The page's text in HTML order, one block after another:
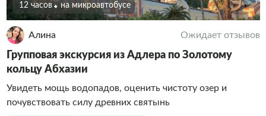
12 часов На микроавтобусе
Алина Ожидает отзывов
Групповая экскурсия из Адлера по Золотому
кольцу Абхазии
Увидеть мощь водопадов, оценить чистоту озер и
почувствовать силу древних святынь